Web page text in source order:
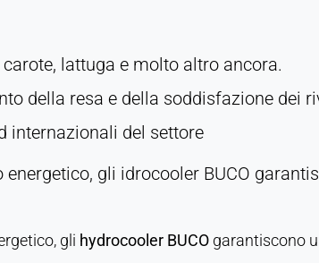
lattuga e molto altro ancora.
della resa e della soddisfazione dei
internazionali del settore
gli idrocooler BUCO
gli hydrocooler BUCO garantiscono